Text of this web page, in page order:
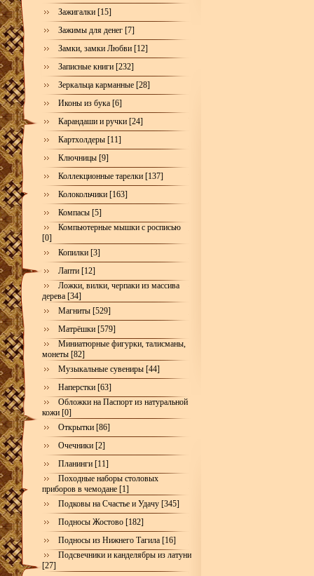
Зажигалки [15]
Зажимы для денег [7]
Замки, замки Любви [12]
Записные книги [232]
Зеркальца карманные [28]
Иконы из бука [6]
Карандаши и ручки [24]
Картхолдеры [11]
Ключницы [9]
Коллекционные тарелки [137]
Колокольчики [163]
Компасы [5]
Компьютерные мышки с росписью
[0]
Копилки [3]
Лапти [12]
Ложки, вилки, черпаки из массива
дерева [34]
Магниты [529]
Матрёшки [579]
Миниатюрные фигурки, талисманы,
монеты [82]
Музыкальные сувениры [44]
Наперстки [63]
Обложки на Паспорт из натуральной
кожи [0]
Открытки [86]
Очечники [2]
Планинги [11]
Походные наборы столовых
приборов в чемодане [1]
Подковы на Счастье и Удачу [345]
Подносы Жостово [182]
Подносы из Нижнего Тагила [16]
Подсвечники и канделябры из латуни
[27]